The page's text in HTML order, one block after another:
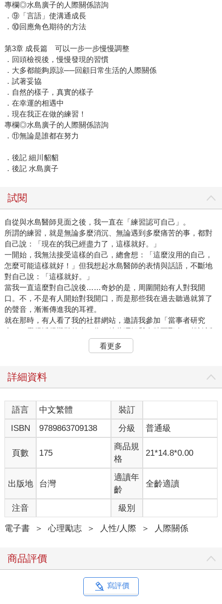
專欄◎水島廣子的人際關係諮詢
．⑨「言語」使溝通成長
．⑩回應角色期待的方法
第3章 成長篇 可以一步一步慢慢調整
．回頭檢視後，慢慢發現的習慣
．大多都能夠原諒──回顧日常生活的人際關係
．試著妥協
．自然的樣子，真實的樣子
．在幸運的相遇中
．現在我正在做的練習！
專欄◎水島廣子的人際關係諮詢
．⑪無論是誰都在努力
．後記 細川貂貂
．後記 水島廣子
試閱
自從與水島醫師見面之後，我一直在「練習認可自己」。
所謂的練習，就是無論多麼消沉、無論遇到多麼痛苦的事，都對
自己說：「現在的我已經盡力了，這樣就好。」
一開始，我無法接受這樣的自己，總會想：「這麼沒用的自己，
怎麼可能這樣就好！」但我想起水島醫師的表情與話語，不斷地
對自己說：「這樣就好。」
當我一直這麼對自己說後……奇妙的是，周圍開始有人對我開
口。不，不是有人開始對我開口，而是那些我在過去聽過就算了
的聲音，漸漸傳進我的耳裡。
就在那時，有人看了我的社群網站，邀請我參加「當事者研究
會」（覺得活得艱難的人，為了彼此理解與自助而聚在一起談話
對我而言，踏入那樣的地方，彷彿等於承認自己是「活得艱難的
我也能聽見那個聲音，我感覺那正是現在的我所需要的。
單。」
我清楚感受到，光照進過去無論怎麼做都一片漆黑的內心。當光
一點一點照進來時，曾經看不見的事物也逐漸浮現。我不再否定
過去自己否定的部分，而是能夠看見真實的樣子。與其沒來由地
逼迫自己、讓自己受苦，不如學著喜歡自己，用平穩的心情溫柔
我現在也依然在進行「練習認可自己」。能夠發現與過去不同的
看法，每天都覺得很有趣。
水島醫師曾對我說：「若不先認可自己，什麼都無法開始。」如
今，我深刻體會到這句話的意義。往後我也想繼續學習人際取向
心理治療。對於讓我的心中亮起光的水島醫師，我由衷感謝，謝
謝您。
我的書設計。岩永小姐，謝謝您帶來如此美好的設計。
還有，促成這些緣分的nowaki，謝謝。
謝謝向我提案的創元社坂上祐介先生。
以及閱讀本書的各位，真心感謝。
看更多
詳細資料
語言 中文繁體
裝訂
ISBN
9789863709138 分級 普通級
頁數 175
商品規
格
21*14.8*0.00
出版地 台灣
適讀年
齡
全齡適讀
注音 級別
電子書 ＞ 心理勵志 ＞ 人性/人際 ＞ 人際關係
商品評價
寫評價